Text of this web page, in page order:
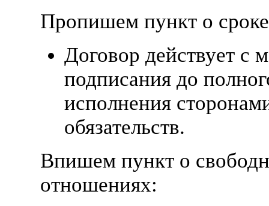
Пропишем пункт о
Договор действует с
подписания до
исполнения
обязательств.
Впишем пункт о
отношениях: